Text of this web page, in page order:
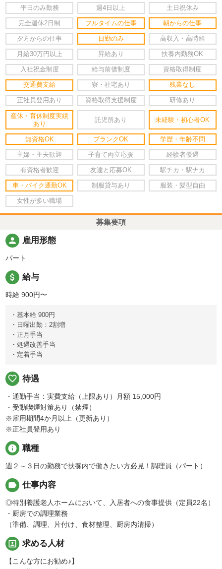
平日のみ勤務 週4日以上 土日祝休み
完全週休2日制 フルタイムの仕事 朝からの仕事
夕方からの仕事 日勤のみ 高収入・高時給
月給30万円以上 昇給あり 扶養内勤務OK
入社祝金制度 給与前借制度 資格取得制度
交通費支給 寮・社宅あり 残業なし
正社員登用あり 資格取得支援制度 研修あり
産休・育休制度実績
あり
託児所あり 未経験・初心者OK
無資格OK ブランクOK 学歴・年齢不問
主婦・主夫歓迎 子育て両立応援 経験者優遇
有資格者歓迎 友達と応募OK 駅チカ・駅ナカ
車・バイク通勤OK 制服貸与あり 服装・髪型自由
女性が多い職場
募集要項
person 雇用形態
パート
attach_money 給与
時給 900円〜
・基本給 900円
・日曜出勤：2割増
・正月手当
・処遇改善手当
・定着手当
favorite_border 待遇
・通勤手当：実費支給（上限あり）月額 15,000円
・受動喫煙対策あり（禁煙）
※雇用期間4か月以上（更新あり）
※正社員登用あり
info 職種
週２～３日の勤務で扶養内で働きたい方必見！調理員（パート）
label 仕事内容
◎特別養護老人ホームにおいて、入居者への食事提供（定員22名）
・厨房での調理業務
（準備、調理、片付け、食材整理、厨房内清掃）
portrait 求める人材
【こんな方にお勧め♪】